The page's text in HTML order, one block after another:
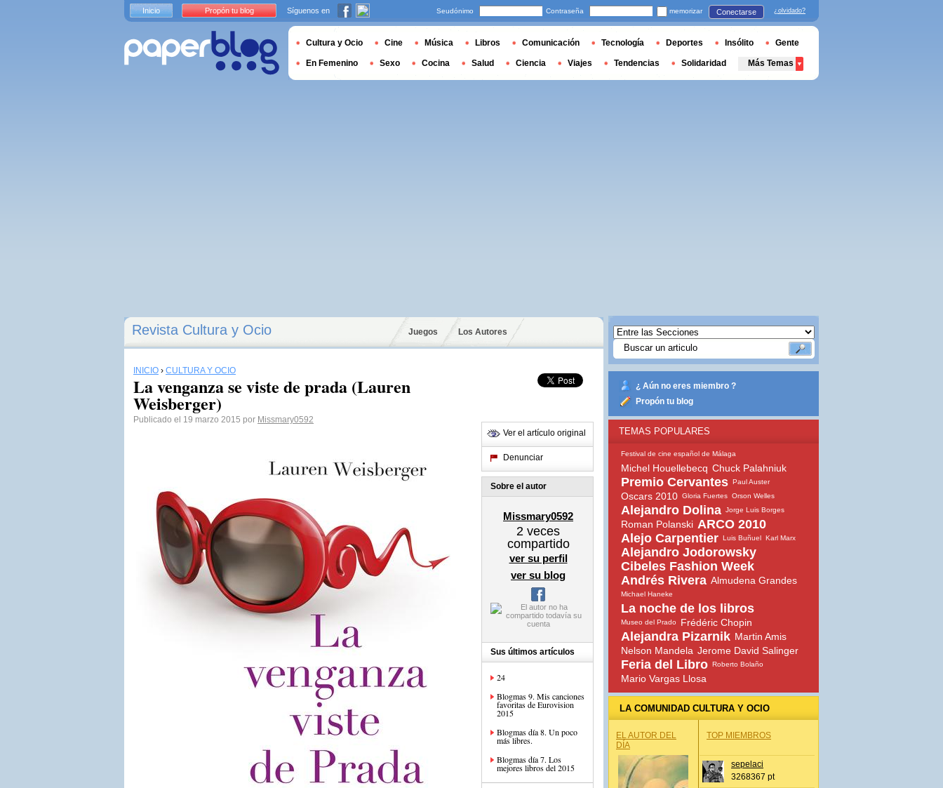
Revista Cultura y Ocio Juegos Los Autores
INICIO › CULTURA Y OCIO
La venganza se viste de prada (Lauren
Weisberger)
Publicado el 19 marzo 2015 por Missmary0592
Ver el artículo original
Denunciar
Sobre el autor
Missmary0592
2 veces
compartido
ver su perfil
ver su blog
Sus últimos artículos
24
Blogmas 9. Mis canciones
favoritas de Eurovision
2015
Blogmas día 8. Un poco
más libres.
Blogmas día 7. Los
mejores libros del 2015
¿ Aún no eres miembro ?
Propón tu blog
TEMAS POPULARES
Festival de cine español de Málaga
Michel Houellebecq Chuck Palahniuk
Premio Cervantes Paul Auster
Oscars 2010 Gloria Fuertes Orson Welles
Alejandro Dolina Jorge Luis Borges
Roman Polanski ARCO 2010
Alejo Carpentier Luis Buñuel Karl Marx
Alejandro Jodorowsky
Cibeles Fashion Week
Andrés Rivera Almudena Grandes
Michael Haneke
La noche de los libros
Museo del Prado Frédéric Chopin
Alejandra Pizarnik Martin Amis
Nelson Mandela Jerome David Salinger
Feria del Libro Roberto Bolaño
Mario Vargas Llosa
LA COMUNIDAD CULTURA Y OCIO
EL AUTOR DEL
DÍA
TOP MIEMBROS
sepelaci
3268367 pt
Inicio Propón tu blog Síguenos en Seudónimo Contraseña memorizar Conectarse ¿olvidado?
Cultura y Ocio Cine Música Libros Comunicación Tecnología Deportes Insólito Gente
En Femenino Sexo Cocina Salud Ciencia Viajes Tendencias Solidaridad Más Temas